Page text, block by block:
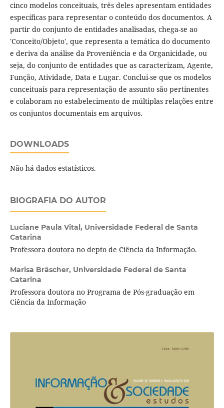
cinco modelos conceituais, três deles apresentam entidades
específicas para representar o conteúdo dos documentos. A
partir do conjunto de entidades analisadas, chega-se ao
'Conceito/Objeto', que representa a temática do documento
e deriva da análise da Proveniência e da Organicidade, ou
seja, do conjunto de entidades que as caracterizam, Agente,
Função, Atividade, Data e Lugar. Conclui-se que os modelos
conceituais para representação de assunto são pertinentes
e colaboram no estabelecimento de múltiplas relações entre
os conjuntos documentais em arquivos.
DOWNLOADS
Não há dados estatísticos.
BIOGRAFIA DO AUTOR
Luciane Paula Vital, Universidade Federal de Santa
Catarina
Professora doutora no depto de Ciência da Informação.
Marisa Bräscher, Universidade Federal de Santa
Catarina
Professora doutora no Programa de Pós-graduação em
Ciência da Informação